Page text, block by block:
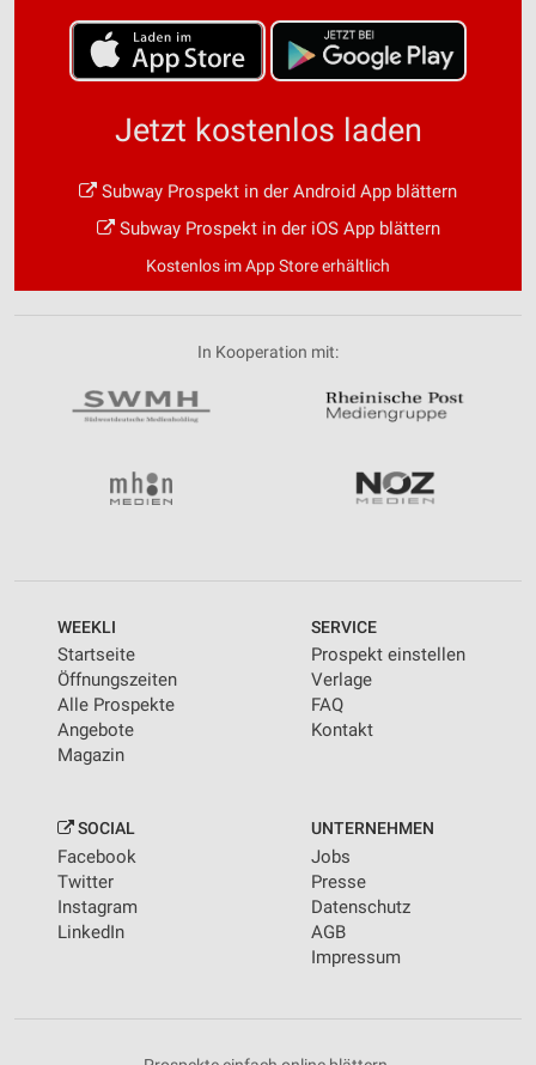
Jetzt kostenlos laden
Subway Prospekt in der Android App blättern
Subway Prospekt in der iOS App blättern
Kostenlos im App Store erhältlich
In Kooperation mit:
WEEKLI
Startseite
Öffnungszeiten
Alle Prospekte
Angebote
Magazin
SERVICE
Prospekt einstellen
Verlage
FAQ
Kontakt
SOCIAL
Facebook
Twitter
Instagram
LinkedIn
UNTERNEHMEN
Jobs
Presse
Datenschutz
AGB
Impressum